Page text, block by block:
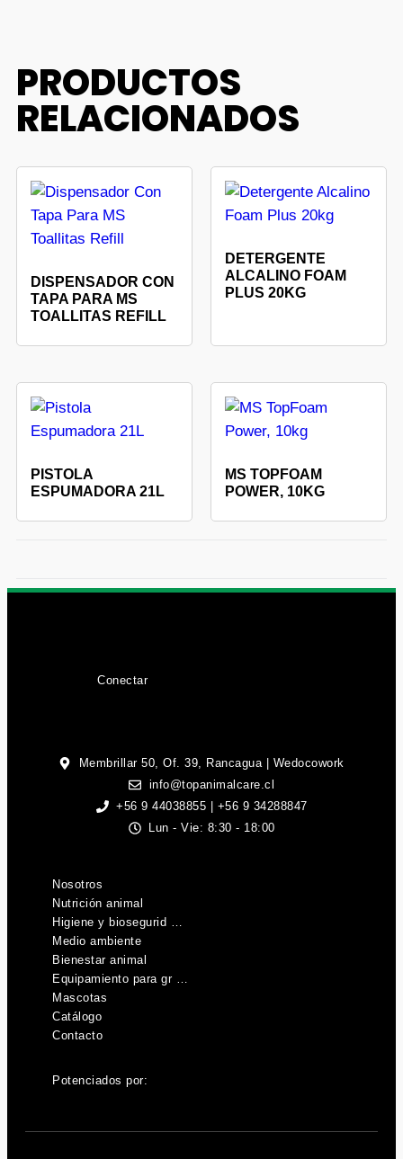
PRODUCTOS
RELACIONADOS
DISPENSADOR CON
TAPA PARA MS
TOALLITAS REFILL
DETERGENTE
ALCALINO FOAM
PLUS 20KG
PISTOLA
ESPUMADORA 21L
MS TOPFOAM
POWER, 10KG
Conectar
Membrillar 50, Of. 39, Rancagua | Wedocowork
info@topanimalcare.cl
+56 9 44038855 | +56 9 34288847
Lun - Vie: 8:30 - 18:00
Nosotros
Nutrición animal
Higiene y biosegurid …
Medio ambiente
Bienestar animal
Equipamiento para gr …
Mascotas
Catálogo
Contacto
Potenciados por: